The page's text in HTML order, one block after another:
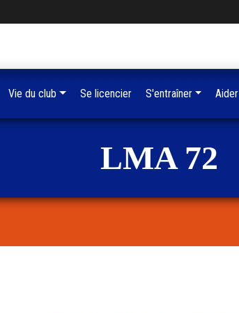
LMA 72
Vie du club Se licencier S'entraîner